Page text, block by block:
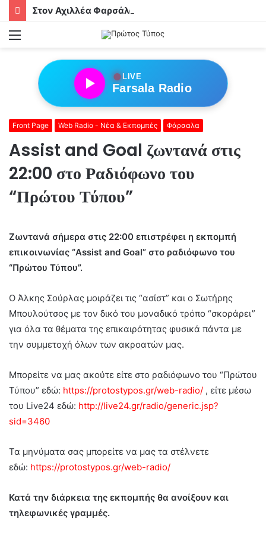
Στον Αχιλλέα Φαρσάλων τα αδέρφια Φούσα!
Menu
●LIVE
Farsala Radio
Front Page Web Radio - Νέα & Εκπομπές Φάρσαλα
Assist and Goal ζωντανά στις
22:00 στο Ραδιόφωνο του
“Πρώτου Τύπου”
Ζωντανά σήμερα στις 22:00 επιστρέφει η εκπομπή
επικοινωνίας “Assist and Goal” στο ραδιόφωνο του
“Πρώτου Τύπου”.
Ο Άλκης Σούρλας μοιράζει τις “ασίστ” και ο Σωτήρης
Μπουλούτσος με τον δικό του μοναδικό τρόπο “σκοράρει”
για όλα τα θέματα της επικαιρότητας φυσικά πάντα με
την συμμετοχή όλων των ακροατών μας.
Μπορείτε να μας ακούτε είτε στο ραδιόφωνο του “Πρώτου
Τύπου” εδώ: https://protostypos.gr/web-radio/ , είτε μέσω
του Live24 εδώ: http://live24.gr/radio/generic.jsp?
sid=3460
Τα μηνύματα σας μπορείτε να μας τα στέλνετε
εδώ: https://protostypos.gr/web-radio/
Κατά την διάρκεια της εκπομπής θα ανοίξουν και
τηλεφωνικές γραμμές.